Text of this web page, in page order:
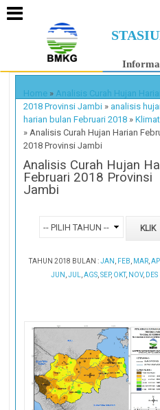
Home » Analisis Curah Hujan
2018 Provinsi Jambi » analisis
harian bulan Februari 2018 »
» Analisis Curah Hujan Harian
2018 Provinsi Jambi
Analisis Curah Hujan
Februari 2018 Provinsi
Jambi
TAHUN 2018 BULAN :JAN FEB MAR,
JUN ,JUL ,AGS ,SEP, OKT, NOV, DES